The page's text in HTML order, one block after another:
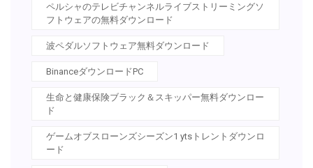
ペルシャのテレビチャンネルライブストリーミングソ
フトウェアの無料ダウンロード
波ペダルソフトウェア無料ダウンロード
BinanceダウンロードPC
生命と健康保険ブラック＆スキッパー無料ダウンロー
ド
ゲームオブスローンズシーズン1 ytsトレントダウンロ
ード